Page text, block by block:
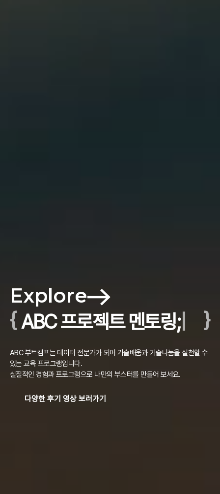
Explore
{ABC 프로젝트 멘토링;| }
ABC 부트캠프는 데이터 전문가가 되어 기술배움과 기술나눔을 실천할 수
있는 교육 프로그램입니다.
실질적인 경험과 프로그램으로 나만의 부스터를 만들어 보세요.
다양한 후기 영상 보러가기